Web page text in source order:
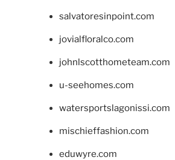
salvatoresinpoint.com
jovialfloralco.com
johnlscotthometeam.com
u-seehomes.com
watersportslagonissi.com
mischieffashion.com
eduwyre.com